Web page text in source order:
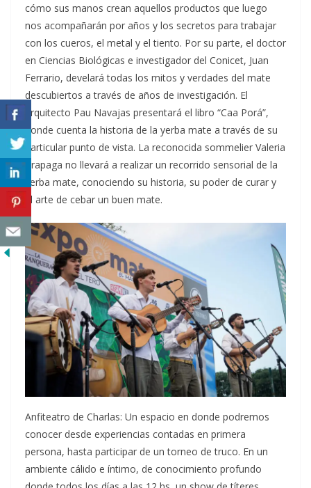
cómo sus manos crean aquellos productos que luego
nos acompañarán por años y los secretos para trabajar
con los cueros, el metal y el tiento. Por su parte, el doctor
en Ciencias Biológicas e investigador del Conicet, Juan
Ferrario, develará todas los mitos y verdades del mate
descubiertos a través de años de investigación. El
arquitecto Pau Navajas presentará el libro “Caa Porá”,
donde cuenta la historia de la yerba mate a través de su
particular punto de vista. La reconocida sommelier Valeria
Trapaga no llevará a realizar un recorrido sensorial de la
yerba mate, conociendo su historia, su poder de curar y
el arte de cebar un buen mate.
Anfiteatro de Charlas: Un espacio en donde podremos
conocer desde experiencias contadas en primera
persona, hasta participar de un torneo de truco. En un
ambiente cálido e íntimo, de conocimiento profundo